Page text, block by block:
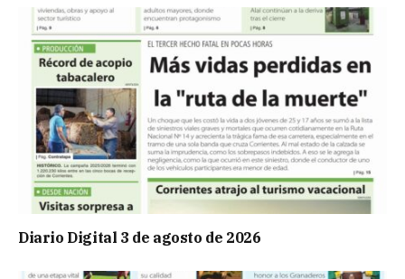
Diario Digital 3 de agosto de 2026